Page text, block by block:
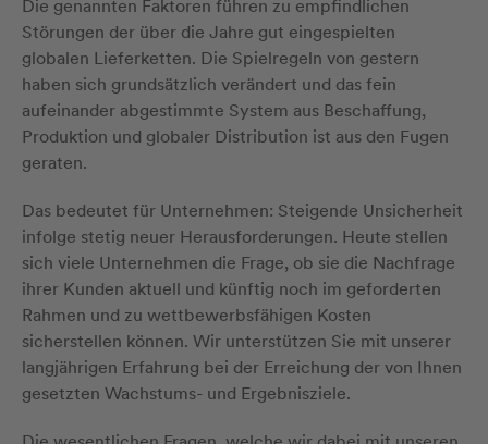
Die genannten Faktoren führen zu empfindlichen
Störungen der über die Jahre gut eingespielten
globalen Lieferketten. Die Spielregeln von gestern
haben sich grundsätzlich verändert und das fein
aufeinander abgestimmte System aus Beschaffung,
Produktion und globaler Distribution ist aus den Fugen
geraten.
Das bedeutet für Unternehmen: Steigende Unsicherheit
infolge stetig neuer Herausforderungen. Heute stellen
sich viele Unternehmen die Frage, ob sie die Nachfrage
ihrer Kunden aktuell und künftig noch im geforderten
Rahmen und zu wettbewerbsfähigen Kosten
sicherstellen können. Wir unterstützen Sie mit unserer
langjährigen Erfahrung bei der Erreichung der von Ihnen
gesetzten Wachstums- und Ergebnisziele.